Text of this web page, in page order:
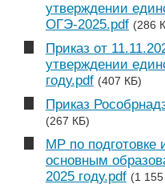
утверждении
ОГЭ-2025.pdf (286
Приказ от
утверждении
году.pdf (407 КБ)
Приказ
(267 КБ)
МР по
основным
2025 году.pdf (1